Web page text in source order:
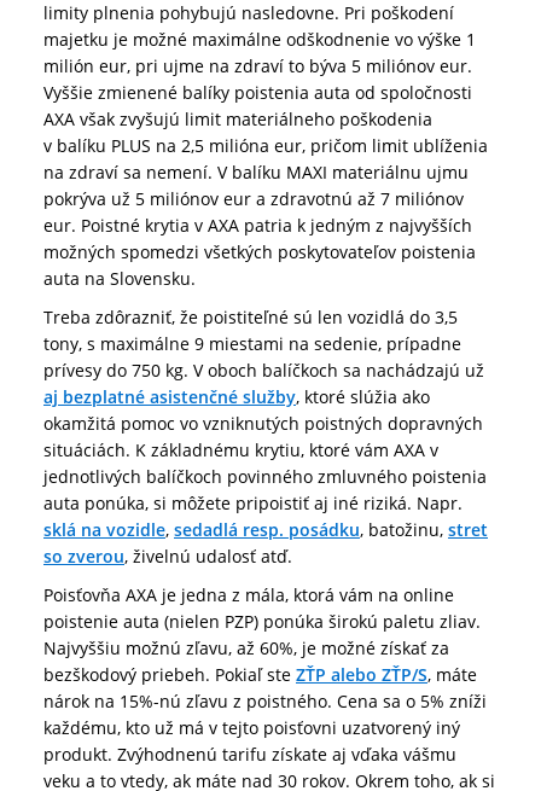
limity plnenia pohybujú nasledovne. Pri poškodení
majetku je možné maximálne odškodnenie vo výške 1
milión eur, pri ujme na zdraví to býva 5 miliónov eur.
Vyššie zmienené balíky poistenia auta od spoločnosti
AXA však zvyšujú limit materiálneho poškodenia
v balíku PLUS na 2,5 milióna eur, pričom limit ublíženia
na zdraví sa nemení. V balíku MAXI materiálnu ujmu
pokrýva už 5 miliónov eur a zdravotnú až 7 miliónov
eur. Poistné krytia v AXA patria k jedným z najvyšších
možných spomedzi všetkých poskytovateľov poistenia
auta na Slovensku.
Treba zdôrazniť, že poistiteľné sú len vozidlá do 3,5
tony, s maximálne 9 miestami na sedenie, prípadne
prívesy do 750 kg. V oboch balíčkoch sa nachádzajú už
aj bezplatné asistenčné služby, ktoré slúžia ako
okamžitá pomoc vo vzniknutých poistných dopravných
situáciách. K základnému krytiu, ktoré vám AXA v
jednotlivých balíčkoch povinného zmluvného poistenia
auta ponúka, si môžete pripoistiť aj iné riziká. Napr.
sklá na vozidle, sedadlá resp. posádku, batožinu, stret
so zverou, živelnú udalosť atď.
Poisťovňa AXA je jedna z mála, ktorá vám na online
poistenie auta (nielen PZP) ponúka širokú paletu zliav.
Najvyššiu možnú zľavu, až 60%, je možné získať za
bezškodový priebeh. Pokiaľ ste ZŤP alebo ZŤP/S, máte
nárok na 15%-nú zľavu z poistného. Cena sa o 5% zníži
každému, kto už má v tejto poisťovni uzatvorený iný
produkt. Zvýhodnenú tarifu získate aj vďaka vášmu
veku a to vtedy, ak máte nad 30 rokov. Okrem toho, ak si